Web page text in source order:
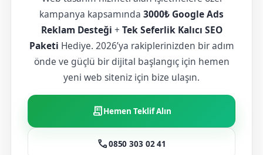
kampanya kapsamında 3000₺ Google Ads
Reklam Desteği + Tek Seferlik Kalıcı SEO
Paketi Hediye. 2026’ya rakiplerinizden bir adım
önde ve güçlü bir dijital başlangıç için hemen
yeni web siteniz için bize ulaşın.
receipt_longHemen Teklif Alın
call0850 303 02 41